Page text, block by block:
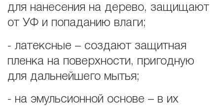
для нанесения на дерево, защищают
от УФ и попаданию влаги;
- латексные – создают защитная
пленка на поверхности, пригодную
для дальнейшего мытья;
- на эмульсионной основе – в их